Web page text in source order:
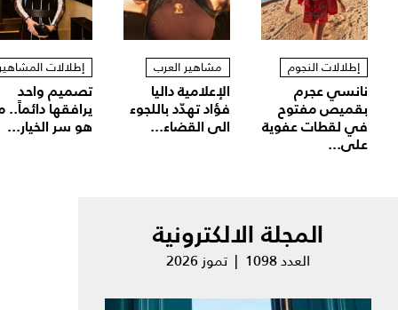
إطلالات النجوم
نانسي عجرم
بقميص مفتوح
في لقطات عفوية
على...
مشاهير العرب
الإعلامية داليا
فؤاد تهدّد باللجوء
الى القضاء...
إطلالات
تصميم واحد
يرافقها دائماً..
هو سر الخيار...
المجلة الالكترونية
العدد 1098 | تموز 2026